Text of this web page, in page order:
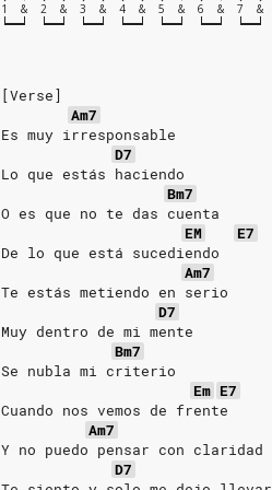
1 & 2 & 3 & 4 & 5 & 6 & 7 &
[Verse]
Am7
Es muy irresponsable
D7
Lo que estás haciendo
Bm7
O es que no te das cuenta
EM
E7
De lo que está sucediendo
Am7
Te estás metiendo en serio
D7
Muy dentro de mi mente
Bm7
Se nubla mi criterio
Em E7
Cuando nos vemos de frente
Am7
Y no puedo pensar con claridad
D7